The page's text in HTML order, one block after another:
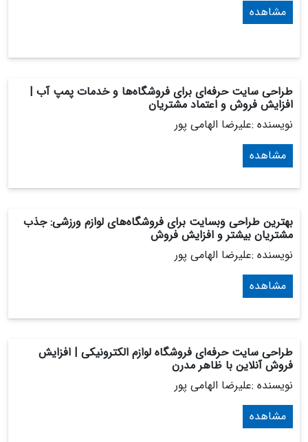
مشاهده
طراحی سایت حرفه‌ای برای فروشگاه‌ها و خدمات پمپ آب |
افزایش فروش و اعتماد مشتریان
نویسنده :علیرضا الهامی پور
مشاهده
بهترین طراحی وبسایت برای فروشگاه‌های لوازم ورزشی: جذب
مشتریان بیشتر و افزایش فروش
نویسنده :علیرضا الهامی پور
مشاهده
طراحی سایت حرفه‌ای فروشگاه لوازم الکترونیکی | افزایش
فروش آنلاین با ظاهر مدرن
نویسنده :علیرضا الهامی پور
مشاهده